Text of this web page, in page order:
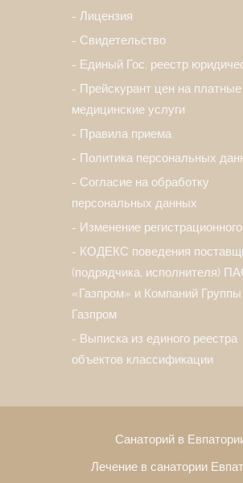
Лицензия
Свидетельство
Единый Гос. реестр
Прейскурант цен на платные
медицинские услуги
Правила приема
Политика персональных
Согласие на обработку
персональных данных
Изменение
КОДЕКС поведения
(подрядчика, исполнителя)
«Газпром» и Компаний Группы
Газпром
Выписка из единого реестра
объектов классификации
Санаторий в
Лечение в санатории